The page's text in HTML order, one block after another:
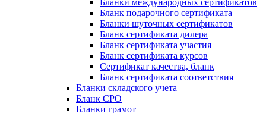
Бланки международных сертификатов
Бланк подарочного сертификата
Бланки шуточных сертификатов
Бланк сертификата дилера
Бланк сертификата участия
Бланк сертификата курсов
Сертификат качества, бланк
Бланк сертификата соответствия
Бланки складского учета
Бланк СРО
Бланки грамот